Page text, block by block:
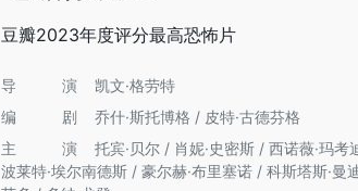
豆瓣2023年度评分最高恐怖片
导演
凯文·格劳特
编剧
乔什·斯托博格 / 皮特·古德芬格
主演
托宾·贝尔 / 肖妮·史密斯 / 西诺薇·玛
波莱特·埃尔南德斯 / 豪尔赫·布里塞诺 / 科斯塔斯·